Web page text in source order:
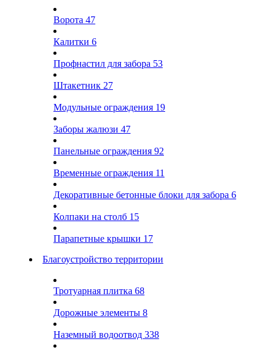
Ворота 47
Калитки 6
Профнастил для забора 53
Штакетник 27
Модульные ограждения 19
Заборы жалюзи 47
Панельные ограждения 92
Временные ограждения 11
Декоративные бетонные блоки для забора 6
Колпаки на столб 15
Парапетные крышки 17
Благоустройство территории
Тротуарная плитка 68
Дорожные элементы 8
Наземный водоотвод 338